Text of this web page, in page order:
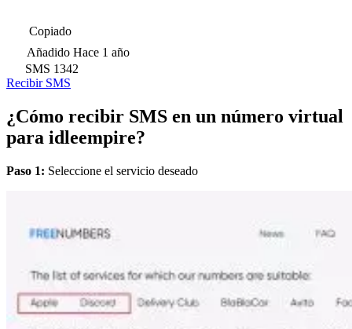
Copiado
Añadido Hace 1 año
SMS 1342
Recibir SMS
¿Cómo recibir SMS en un número virtual
para idleempire?
Paso 1: Seleccione el servicio deseado